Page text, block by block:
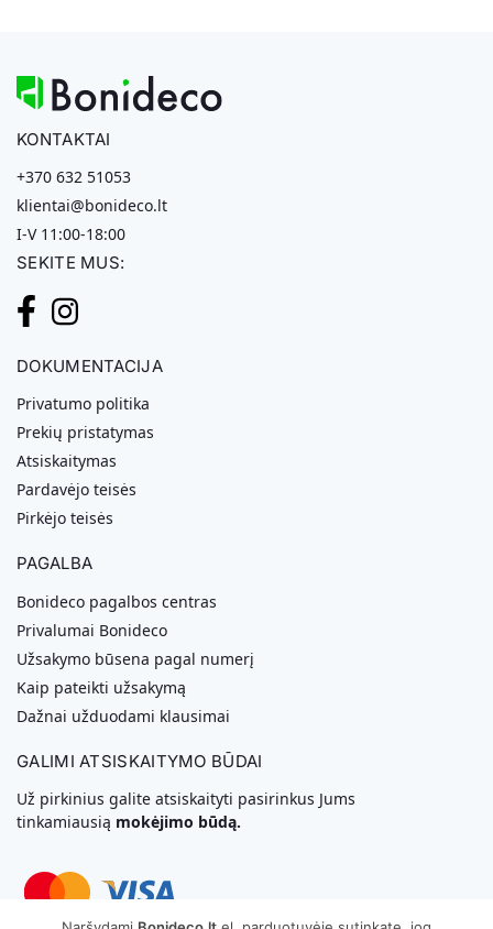
KONTAKTAI
+370 632 51053
klientai@bonideco.lt
I-V 11:00-18:00
SEKITE MUS:
DOKUMENTACIJA
Privatumo politika
Prekių pristatymas
Atsiskaitymas
Pardavėjo teisės
Pirkėjo teisės
PAGALBA
Bonideco pagalbos centras
Privalumai Bonideco
Užsakymo būsena pagal numerį
Kaip pateikti užsakymą
Dažnai užduodami klausimai
GALIMI ATSISKAITYMO BŪDAI
Už pirkinius galite atsiskaityti pasirinkus Jums
tinkamiausią mokėjimo būdą.